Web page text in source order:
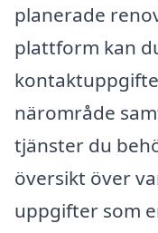
planerade
plattform kan
närområde
tjänster du
översikt över
uppgifter som